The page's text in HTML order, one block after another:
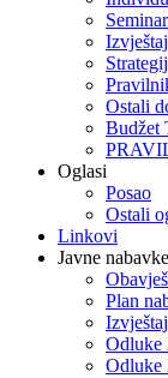
Ostali
Budžet
Oglasi
Posao
Ostali
Linkovi
Javne nabavke
Plan
Odluke
Odluke